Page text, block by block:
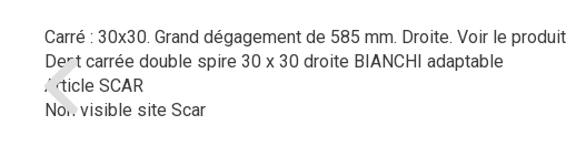
Carré : 30x30. Grand dégagement de 585 mm. Droite. Voir le produit
Dent carrée double spire 30 x 30 droite BIANCHI adaptable
Article SCAR
Non visible site Scar